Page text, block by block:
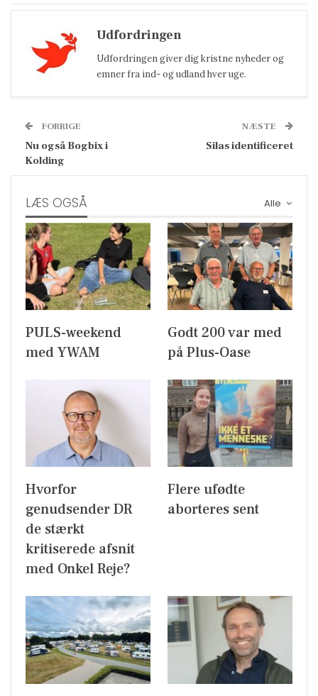
Udfordringen
Udfordringen giver dig kristne nyheder og
emner fra ind- og udland hver uge.
FORRIGE
Nu også Bogbix i
Kolding
NÆSTE
Silas identificeret
Alle
LÆS OGSÅ
PULS-weekend
med YWAM
Godt 200 var med
på Plus-Oase
Hvorfor
genudsender DR
de stærkt
kritiserede afsnit
med Onkel Reje?
Flere ufødte
aborteres sent